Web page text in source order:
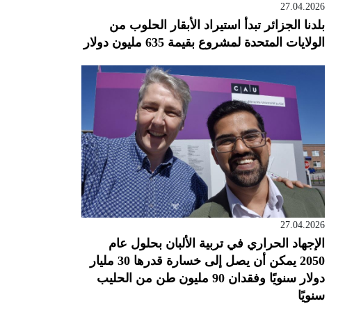
27.04.2026
بلدنا الجزائر تبدأ استيراد الأبقار الحلوب من
الولايات المتحدة لمشروع بقيمة 635 مليون دولار
27.04.2026
الإجهاد الحراري في تربية الألبان بحلول عام
2050 يمكن أن يصل إلى خسارة قدرها 30 مليار
دولار سنويًا وفقدان 90 مليون طن من الحليب
سنويًا